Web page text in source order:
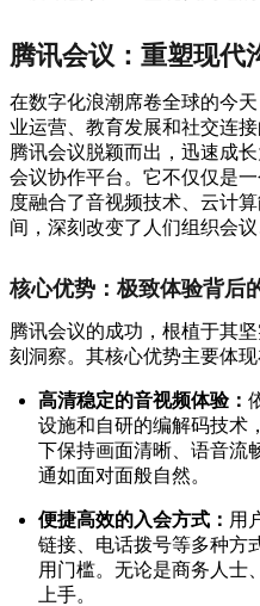
腾讯会议：重塑现代
在数字化浪潮席卷全球的今
业运营、教育发展和社交连
腾讯会议脱颖而出，迅速成
会议协作平台。它不仅仅是
度融合了音视频技术、云计
间，深刻改变了人们组织会
核心优势：极致体验背后
腾讯会议的成功，根植于其
刻洞察。其核心优势主要体现
高清稳定的音视频体验：
设施和自研的编解码技术
下保持画面清晰、语音流
通如面对面般自然。
便捷高效的入会方式： 用
链接、电话拨号等多种方
用门槛。无论是商务人士
上手。